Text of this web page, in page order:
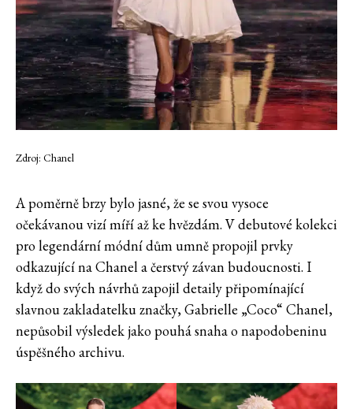
Zdroj: Chanel
A poměrně brzy bylo jasné, že se svou vysoce
očekávanou vizí míří až ke hvězdám. V debutové kolekci
pro legendární módní dům umně propojil prvky
odkazující na Chanel a čerstvý závan budoucnosti. I
když do svých návrhů zapojil detaily připomínající
slavnou zakladatelku značky, Gabrielle „Coco“ Chanel,
nepůsobil výsledek jako pouhá snaha o napodobeninu
úspěšného archivu.